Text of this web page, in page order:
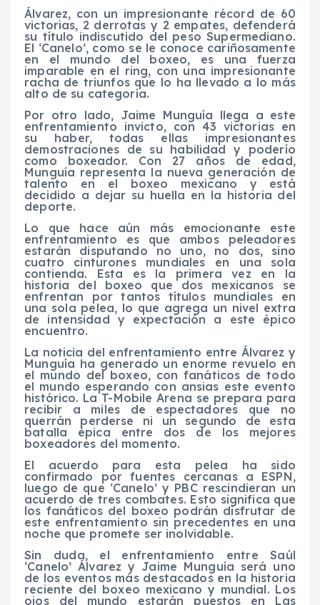
Álvarez, con un impresionante récord de 60
victorias, 2 derrotas y 2 empates, defenderá
su título indiscutido del peso Supermediano.
El ‘Canelo’, como se le conoce cariñosamente
en el mundo del boxeo, es una fuerza
imparable en el ring, con una impresionante
racha de triunfos que lo ha llevado a lo más
alto de su categoría.
Por otro lado, Jaime Munguía llega a este
enfrentamiento invicto, con 43 victorias en
su haber, todas ellas impresionantes
demostraciones de su habilidad y poderío
como boxeador. Con 27 años de edad,
Munguía representa la nueva generación de
talento en el boxeo mexicano y está
decidido a dejar su huella en la historia del
deporte.
Lo que hace aún más emocionante este
enfrentamiento es que ambos peleadores
estarán disputando no uno, no dos, sino
cuatro cinturones mundiales en una sola
contienda. Esta es la primera vez en la
historia del boxeo que dos mexicanos se
enfrentan por tantos títulos mundiales en
una sola pelea, lo que agrega un nivel extra
de intensidad y expectación a este épico
encuentro.
La noticia del enfrentamiento entre Álvarez y
Munguía ha generado un enorme revuelo en
el mundo del boxeo, con fanáticos de todo
el mundo esperando con ansias este evento
histórico. La T-Mobile Arena se prepara para
recibir a miles de espectadores que no
querrán perderse ni un segundo de esta
batalla épica entre dos de los mejores
boxeadores del momento.
El acuerdo para esta pelea ha sido
confirmado por fuentes cercanas a ESPN,
luego de que ‘Canelo’ y PBC rescindieran un
acuerdo de tres combates. Esto significa que
los fanáticos del boxeo podrán disfrutar de
este enfrentamiento sin precedentes en una
noche que promete ser inolvidable.
Sin duda, el enfrentamiento entre Saúl
‘Canelo’ Álvarez y Jaime Munguía será uno
de los eventos más destacados en la historia
reciente del boxeo mexicano y mundial. Los
ojos del mundo estarán puestos en Las